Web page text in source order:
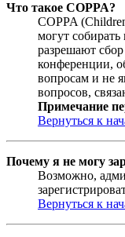
Что такое COPPA?
COPPA
могут
разрешают
конференции,
вопросам и не
вопросов,
Примечание
Вернуться к
Почему я не могу
Возможно,
Вернуться к